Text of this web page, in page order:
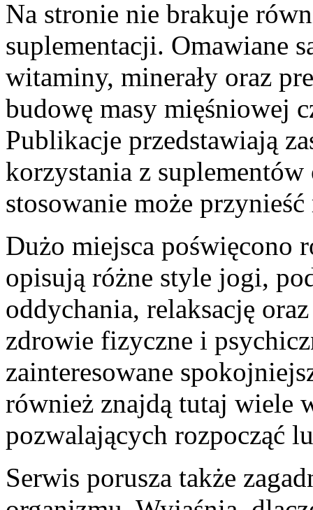
Na stronie nie brakuje
suplementacji. Omawiane
witaminy, minerały oraz
budowę masy mięśniowej
Publikacje przedstawiają
korzystania z
stosowanie może
Dużo miejsca poświęcono
opisują różne style jogi,
oddychania, relaksację
zdrowie fizyczne i
zainteresowane
również znajdą tutaj wiele
pozwalających rozpocząć
Serwis porusza także